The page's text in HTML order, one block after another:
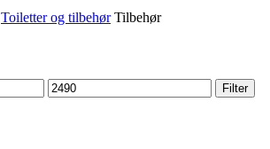
Toiletter og tilbehør Tilbehør
Højeste
pris
Filter